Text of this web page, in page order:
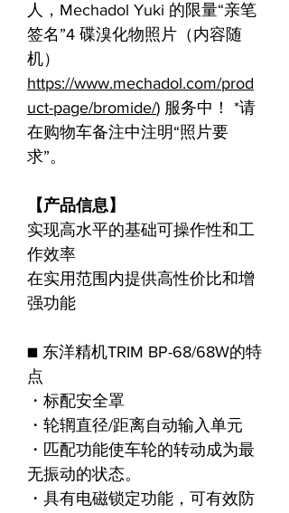
人，Mechadol Yuki 的限量“亲笔
签名”4 碟溴化物照片（内容随
机）
https://www.mechadol.com/prod
uct-page/bromide/) 服务中！ *请
在购物车备注中注明“照片要
求”。
【产品信息】
实现高水平的基础可操作性和工
作效率
在实用范围内提供高性价比和增
强功能
■ 东洋精机TRIM BP-68/68W的特
点
・标配安全罩
・轮辋直径/距离自动输入单元
・匹配功能使车轮的转动成为最
无振动的状态。
・具有电磁锁定功能，可有效防